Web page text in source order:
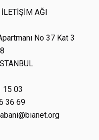
AĞI
No 37 Kat 3
15 03
36 69